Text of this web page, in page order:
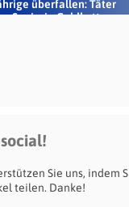
überfallen: Täter
Seniorin Goldkette
Sie uns, indem
teilen. Danke!